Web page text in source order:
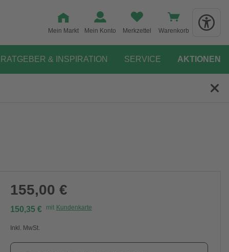
Mein Markt Mein Konto Merkzettel Warenkorb
RATGEBER & INSPIRATION SERVICE AKTIONEN
155,00 €
150,35 € mit Kundenkarte
Inkl. MwSt.